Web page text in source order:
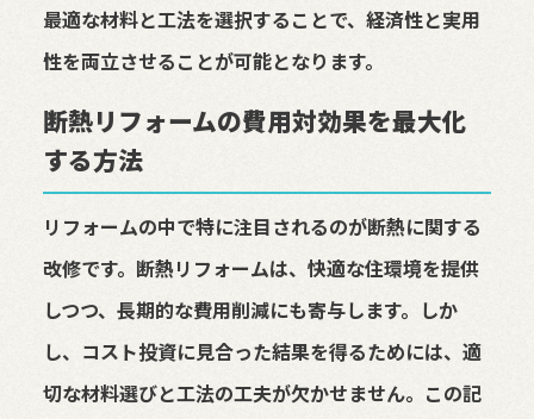
最適な材料と工法を選択することで、経済性と実用
性を両立させることが可能となります。
断熱リフォームの費用対効果を最大化
する方法
リフォームの中で特に注目されるのが断熱に関する
改修です。断熱リフォームは、快適な住環境を提供
しつつ、長期的な費用削減にも寄与します。しか
し、コスト投資に見合った結果を得るためには、適
切な材料選びと工法の工夫が欠かせません。この記